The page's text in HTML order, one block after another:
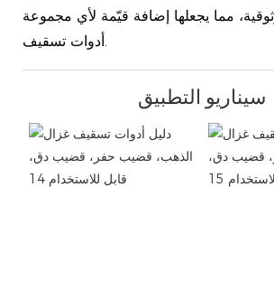
مما يجعلها إضافة قيّمة لأي مجموعة
سيناريو التطبيق